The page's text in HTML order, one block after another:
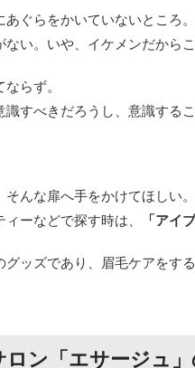
ぐらをかいていないところ。
い。いや、イケメンだからこ
らず。
すべきだろうし、意識する
んな扉へ手をかけてほしい。
ーなどで探す時は、
「アイ
ッズであり、眉毛ケアをす
ン「エサージュ